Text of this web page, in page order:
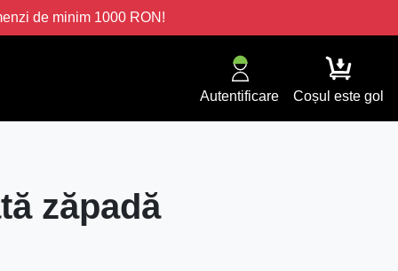
de minim 1000 RON!
Autentificare Coșul este gol
zăpadă